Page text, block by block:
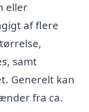
eller
af flere
samt
Generelt kan
fra ca.